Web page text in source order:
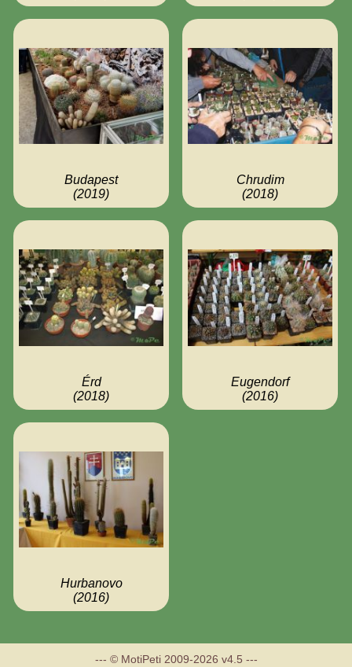
Budapest
(2019)
Chrudim
(2018)
Érd
(2018)
Eugendorf
(2016)
Hurbanovo
(2016)
--- © MotiPeti 2009-2026 v4.5 ---